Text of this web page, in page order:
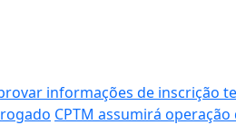
informações de inscrição
CPTM assumirá